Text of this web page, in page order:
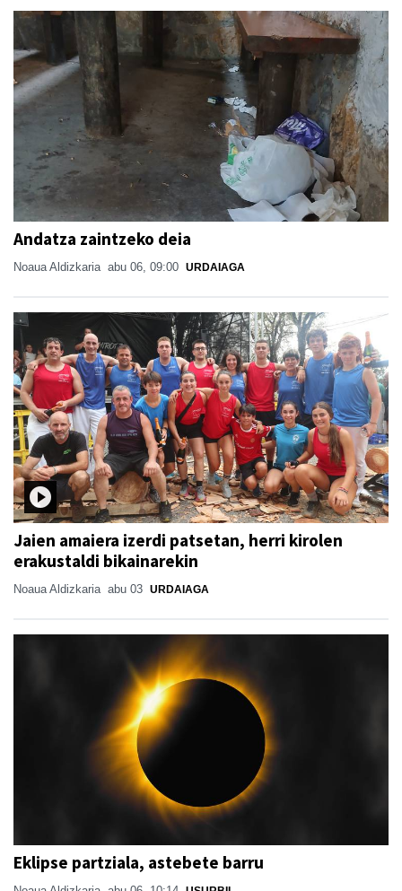
Andatza zaintzeko deia
Noaua Aldizkaria abu 06, 09:00 URDAIAGA
Jaien amaiera izerdi patsetan, herri kirolen
erakustaldi bikainarekin
Noaua Aldizkaria abu 03 URDAIAGA
Eklipse partziala, astebete barru